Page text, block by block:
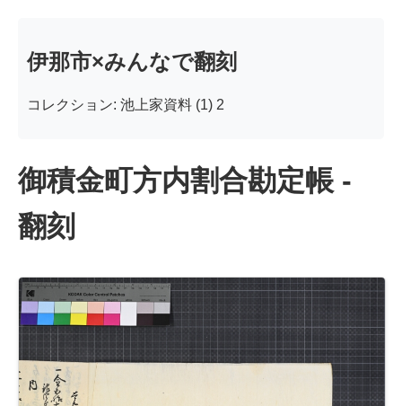
伊那市×みんなで翻刻
コレクション: 池上家資料 (1) 2
御積金町方内割合勘定帳 -
翻刻